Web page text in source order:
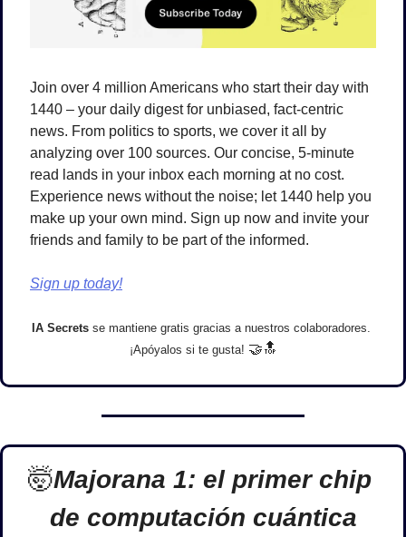
Join over 4 million Americans who start their day with
1440 – your daily digest for unbiased, fact-centric
news. From politics to sports, we cover it all by
analyzing over 100 sources. Our concise, 5-minute
read lands in your inbox each morning at no cost.
Experience news without the noise; let 1440 help you
make up your own mind. Sign up now and invite your
friends and family to be part of the informed.
Sign up today!
IA Secrets se mantiene gratis gracias a nuestros colaboradores.
¡Apóyalos si te gusta! 🤝🔝
🤯Majorana 1: el primer chip
de computación cuántica